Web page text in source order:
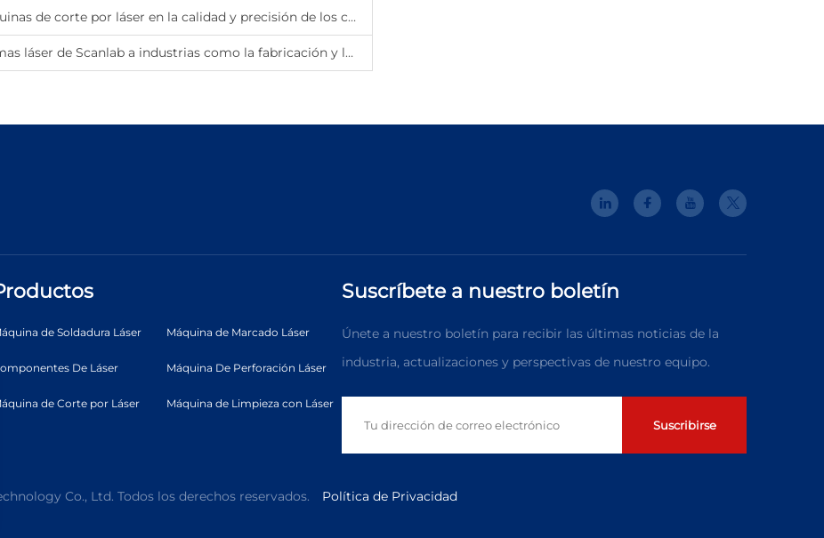
láser en la calidad y precisión de los cortes para materiales superduros
de Scanlab a industrias como la fabricación y la médica?
de Soldadura Láser Máquina de Marcado Láser
De Láser Máquina De Perforación Láser
de Corte por Láser Máquina de Limpieza con Láser
Suscríbete a nuestro boletín
Únete a nuestro boletín para recibir las últimas noticias de la
industria, actualizaciones y perspectivas de nuestro equipo.
Suscribirse
Co., Ltd. Todos los derechos reservados. Política de Privacidad